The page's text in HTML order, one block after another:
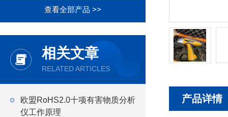
查看全部产品 >>
相关文章
RELATED ARTICLES
欧盟RoHS2.0十项有害物质分析
仪工作原理
产品详情